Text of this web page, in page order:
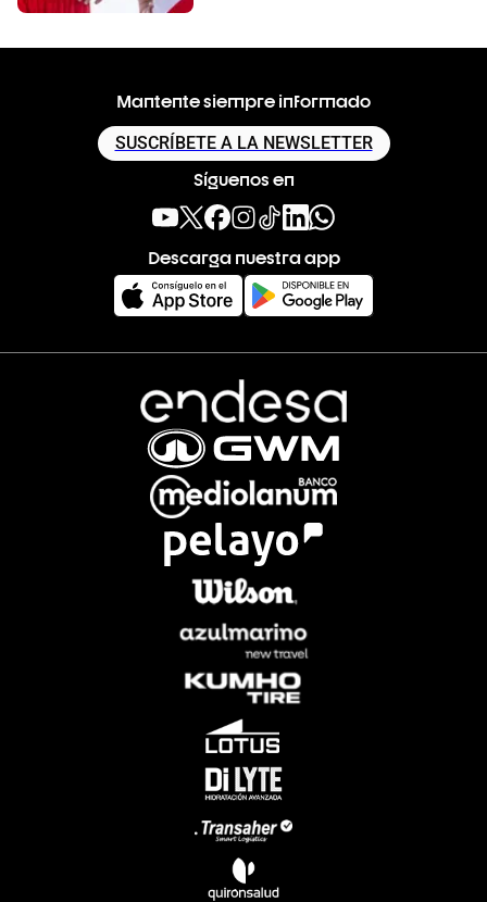
Mantente siempre informado
SUSCRÍBETE A LA NEWSLETTER
Síguenos en
Descarga nuestra app